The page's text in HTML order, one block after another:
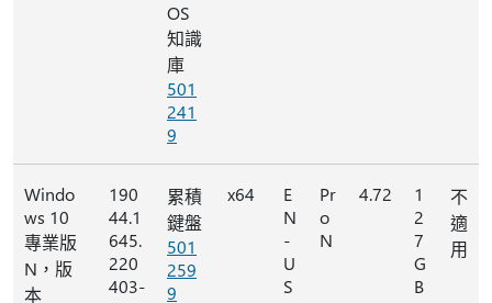
OS
知識
庫
501
241
9
Windo
ws 10
專業版
N，版
本
190
44.1
645.
220
403-
累積
鍵盤
501
259
9
x64
E
N
-
U
S
Pr
o
N
4.72
1
2
7
G
B
不
適
用